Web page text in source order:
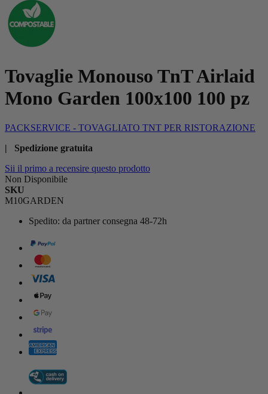
Tovaglie Monouso TnT Airlaid
Mono Garden 100x100 100 pz
PACKSERVICE - TOVAGLIATO TNT PER RISTORAZIONE
| Spedizione gratuita
Sii il primo a recensire questo prodotto
Non Disponibile
SKU
M10GARDEN
Spedito: da partner consegna 48-72h